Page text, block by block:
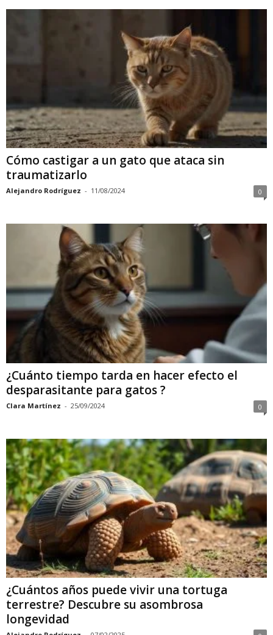
Cómo castigar a un gato que ataca sin
traumatizarlo
Alejandro Rodríguez - 11/08/2024 0
¿Cuánto tiempo tarda en hacer efecto el
desparasitante para gatos ?
Clara Martínez - 25/09/2024 0
¿Cuántos años puede vivir una tortuga
terrestre? Descubre su asombrosa
longevidad